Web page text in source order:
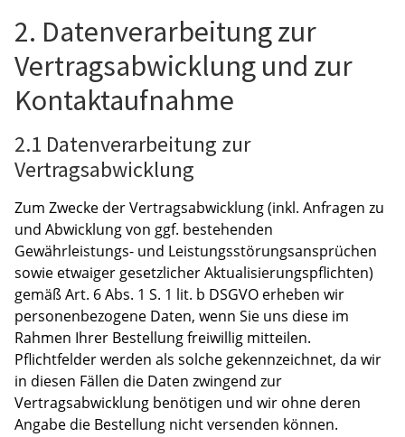
2. Datenverarbeitung zur
Vertragsabwicklung und zur
Kontaktaufnahme
2.1 Datenverarbeitung zur
Vertragsabwicklung
Zum Zwecke der Vertragsabwicklung (inkl. Anfragen zu
und Abwicklung von ggf. bestehenden
Gewährleistungs- und Leistungsstörungsansprüchen
sowie etwaiger gesetzlicher Aktualisierungspflichten)
gemäß Art. 6 Abs. 1 S. 1 lit. b DSGVO erheben wir
personenbezogene Daten, wenn Sie uns diese im
Rahmen Ihrer Bestellung freiwillig mitteilen.
Pflichtfelder werden als solche gekennzeichnet, da wir
in diesen Fällen die Daten zwingend zur
Vertragsabwicklung benötigen und wir ohne deren
Angabe die Bestellung nicht versenden können.